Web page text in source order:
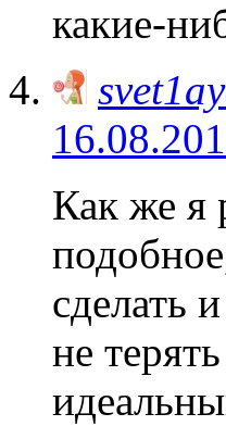
какие-
Как же я
сделать
не